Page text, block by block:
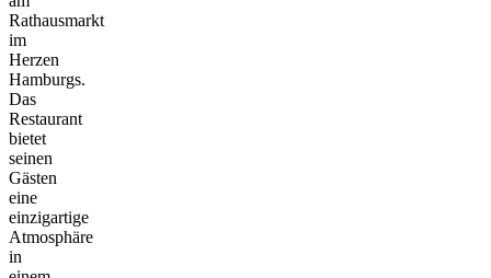
Rathausmarkt
im
Herzen
Hamburgs.
Das
Restaurant
bietet
seinen
Gästen
eine
einzigartige
Atmosphäre
in